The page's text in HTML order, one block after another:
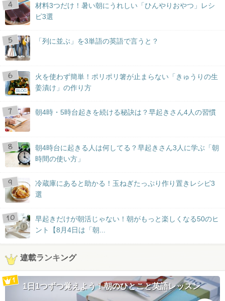
材料3つだけ！暑い朝にうれしい「ひんやりおやつ」レシ
ピ3選
「列に並ぶ」を3単語の英語で言うと？
BLOG
火を使わず簡単！ポリポリ箸が止まらない「きゅうりの生
姜漬け」の作り方
朝4時・5時台起きを続ける秘訣は？早起きさん4人の習慣
朝4時台に起きる人は何してる？早起きさん3人に学ぶ「朝
時間の使い方」
冷蔵庫にあると助かる！玉ねぎたっぷり作り置きレシピ3
選
早起きだけが朝活じゃない！朝がもっと楽しくなる50のヒ
ント【8月4日は「朝...
連載ランキング
1日1つずつ覚えよう！朝のひとこと英語レッスン